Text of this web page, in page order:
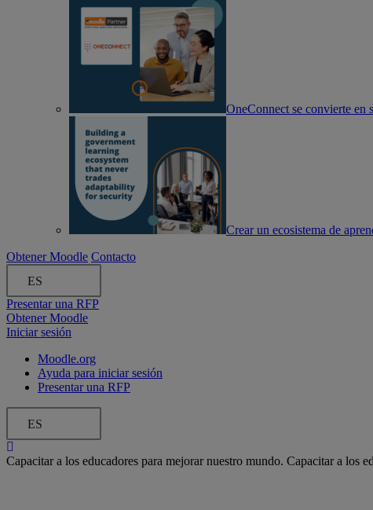
OneConnect se convierte
Crear un ecosistema de
Obtener Moodle Contacto
ES
Presentar una RFP
Obtener Moodle
Iniciar sesión
Moodle.org
Ayuda para iniciar sesión
Presentar una RFP
ES
Capacitar a los educadores para mejorar nuestro mundo. Capacitar a los